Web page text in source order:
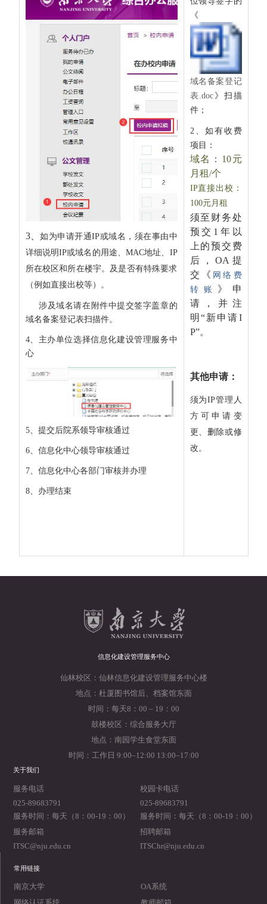
3、如为申请开通IP或域名，须在事由中
详细说明IP或域名的用途、MAC地址、IP
所在校区和所在楼宇。及是否有特殊要求
（例如直接出校等）。
涉及域名请在附件中提交签字盖章的
域名备案登记表扫描件。
4、主办单位选择信息化建设管理服务中
心
5、提交后院系领导审核通过
6、信息化中心领导审核通过
7、信息化中心各部门审核并办理
8、办理结束
《
域名备案登记
表.doc 》扫描
件；
2、 如有收费
项目：
域名：10元
月租/个
IP直接出校：
100元月租
须至财务处
预交1年以
上的预交费
后，OA提
交《 网络费
转账 》申
请，并注
明“新申请I
P”。
其他申请：
须为IP管理人
方可申请变
更、删除或修
改。
信息化建设管理服务中心
仙林校区：仙林信息化建设管理服务中心楼
地点：杜厦图书馆后、档案馆东面
时间：每天8：00 – 19：00
鼓楼校区：综合服务大厅
地点：南园学生食堂东面
时间：工作日 9:00–12:00 13:00–17:00
关于我们
服务电话
025-89683791
服务时间：每天（8：00-19：00）
校园卡电话
025-89683791
服务时间：每天（8：00-19：00）
服务邮箱
ITSC@nju.edu.cn
招聘邮箱
ITSChr@nju.edu.cn
常用链接
南京大学
OA系统